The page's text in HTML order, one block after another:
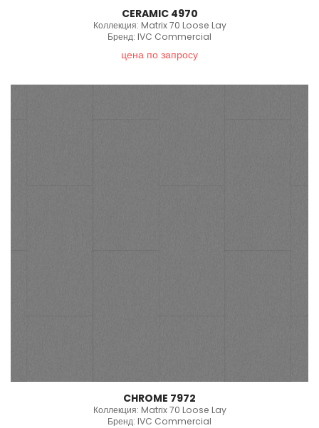
CERAMIC 4970
Коллекция: Matrix 70 Loose Lay
Бренд: IVC Commercial
цена по запросу
CHROME 7972
Коллекция: Matrix 70 Loose Lay
Бренд: IVC Commercial